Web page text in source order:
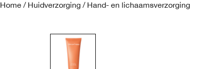
Home / Huidverzorging / Hand- en lichaamsverzorging